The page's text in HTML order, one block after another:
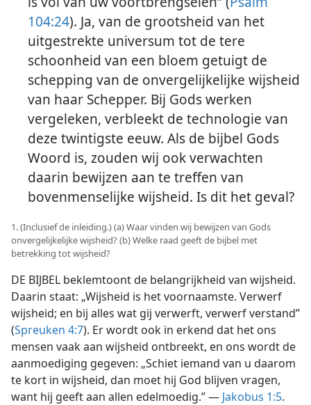
104:24). Ja, van de grootsheid van het
uitgestrekte universum tot de tere
schoonheid van een bloem getuigt de
schepping van de onvergelijkelijke wijsheid
van haar Schepper. Bij Gods werken
vergeleken, verbleekt de technologie van
deze twintigste eeuw. Als de bijbel Gods
Woord is, zouden wij ook verwachten
daarin bewijzen aan te treffen van
bovenmenselijke wijsheid. Is dit het geval?
1. (Inclusief de inleiding.) (a) Waar vinden wij bewijzen van Gods
onvergelijkelijke wijsheid? (b) Welke raad geeft de bijbel met
betrekking tot wijsheid?
DE BIJBEL beklemtoont de belangrijkheid van wijsheid.
Daarin staat: „Wijsheid is het voornaamste. Verwerf
wijsheid; en bij alles wat gij verwerft, verwerf verstand”
(Spreuken 4:7). Er wordt ook in erkend dat het ons
mensen vaak aan wijsheid ontbreekt, en ons wordt de
aanmoediging gegeven: „Schiet iemand van u daarom
te kort in wijsheid, dan moet hij God blijven vragen,
want hij geeft aan allen edelmoedig.” — Jakobus 1:5.